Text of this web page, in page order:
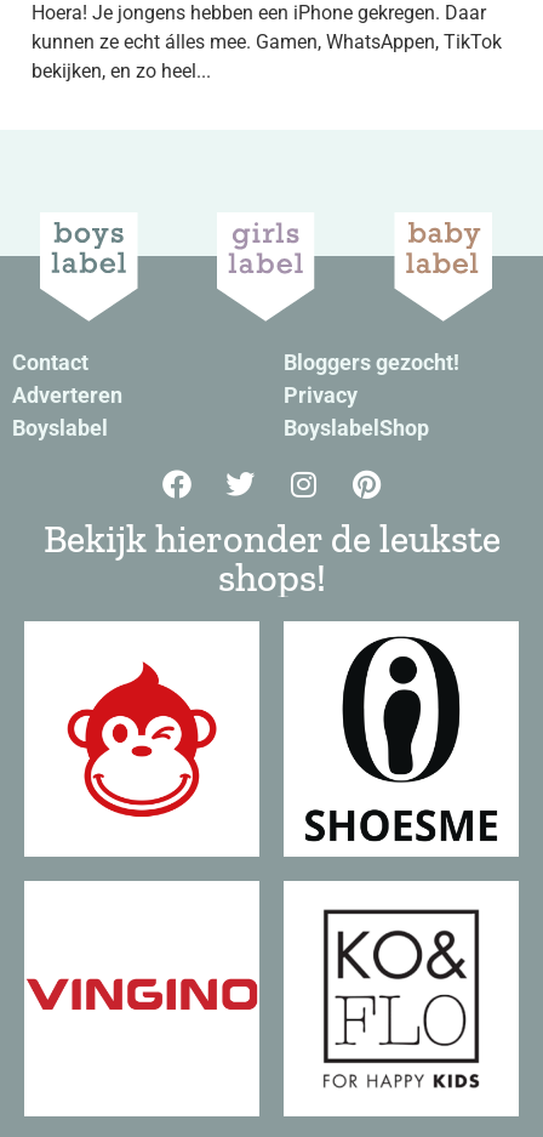
Hoera! Je jongens hebben een iPhone gekregen. Daar
kunnen ze echt álles mee. Gamen, WhatsAppen, TikTok
bekijken, en zo heel...
Contact
Adverteren
Boyslabel
Bloggers gezocht!
Privacy
BoyslabelShop
Bekijk hieronder de leukste
shops!